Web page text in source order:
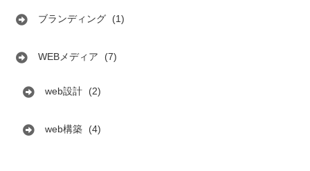
ブランディング (1)
WEBメディア (7)
web設計 (2)
web構築 (4)